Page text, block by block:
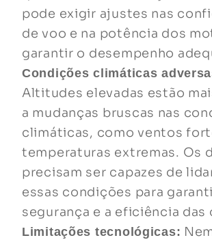
pode exigir ajustes nas
de voo e na potência dos
garantir o desempenho
Condições climáticas
Altitudes elevadas estão
a mudanças bruscas nas
climáticas, como ventos
temperaturas extremas. Os
precisam ser capazes de
essas condições para
segurança e a eficiência das
Limitações tecnológicas: